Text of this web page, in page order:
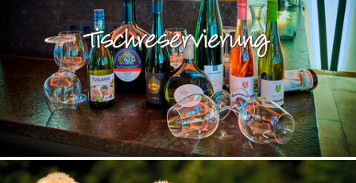
Tischreservierung